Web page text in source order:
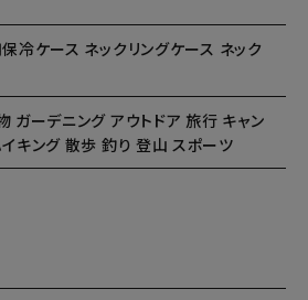
冷ケース ネックリングケース ネック
ガーデニング アウトドア 旅行 キャン
キング 散歩 釣り 登山 スポーツ